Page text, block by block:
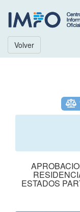
Volver
ESTADOS